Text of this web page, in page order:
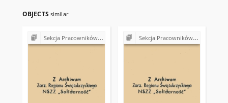
OBJECTS similar
Sekcja Pracowników Spółdzielczości Rolniczej "Samopomoc Chłopska" NSZZ "Solidarność" Sekcja Pracowników Spółdzielczości Rolniczej "Samopomoc Chłopska" NSZZ "Solidarność"